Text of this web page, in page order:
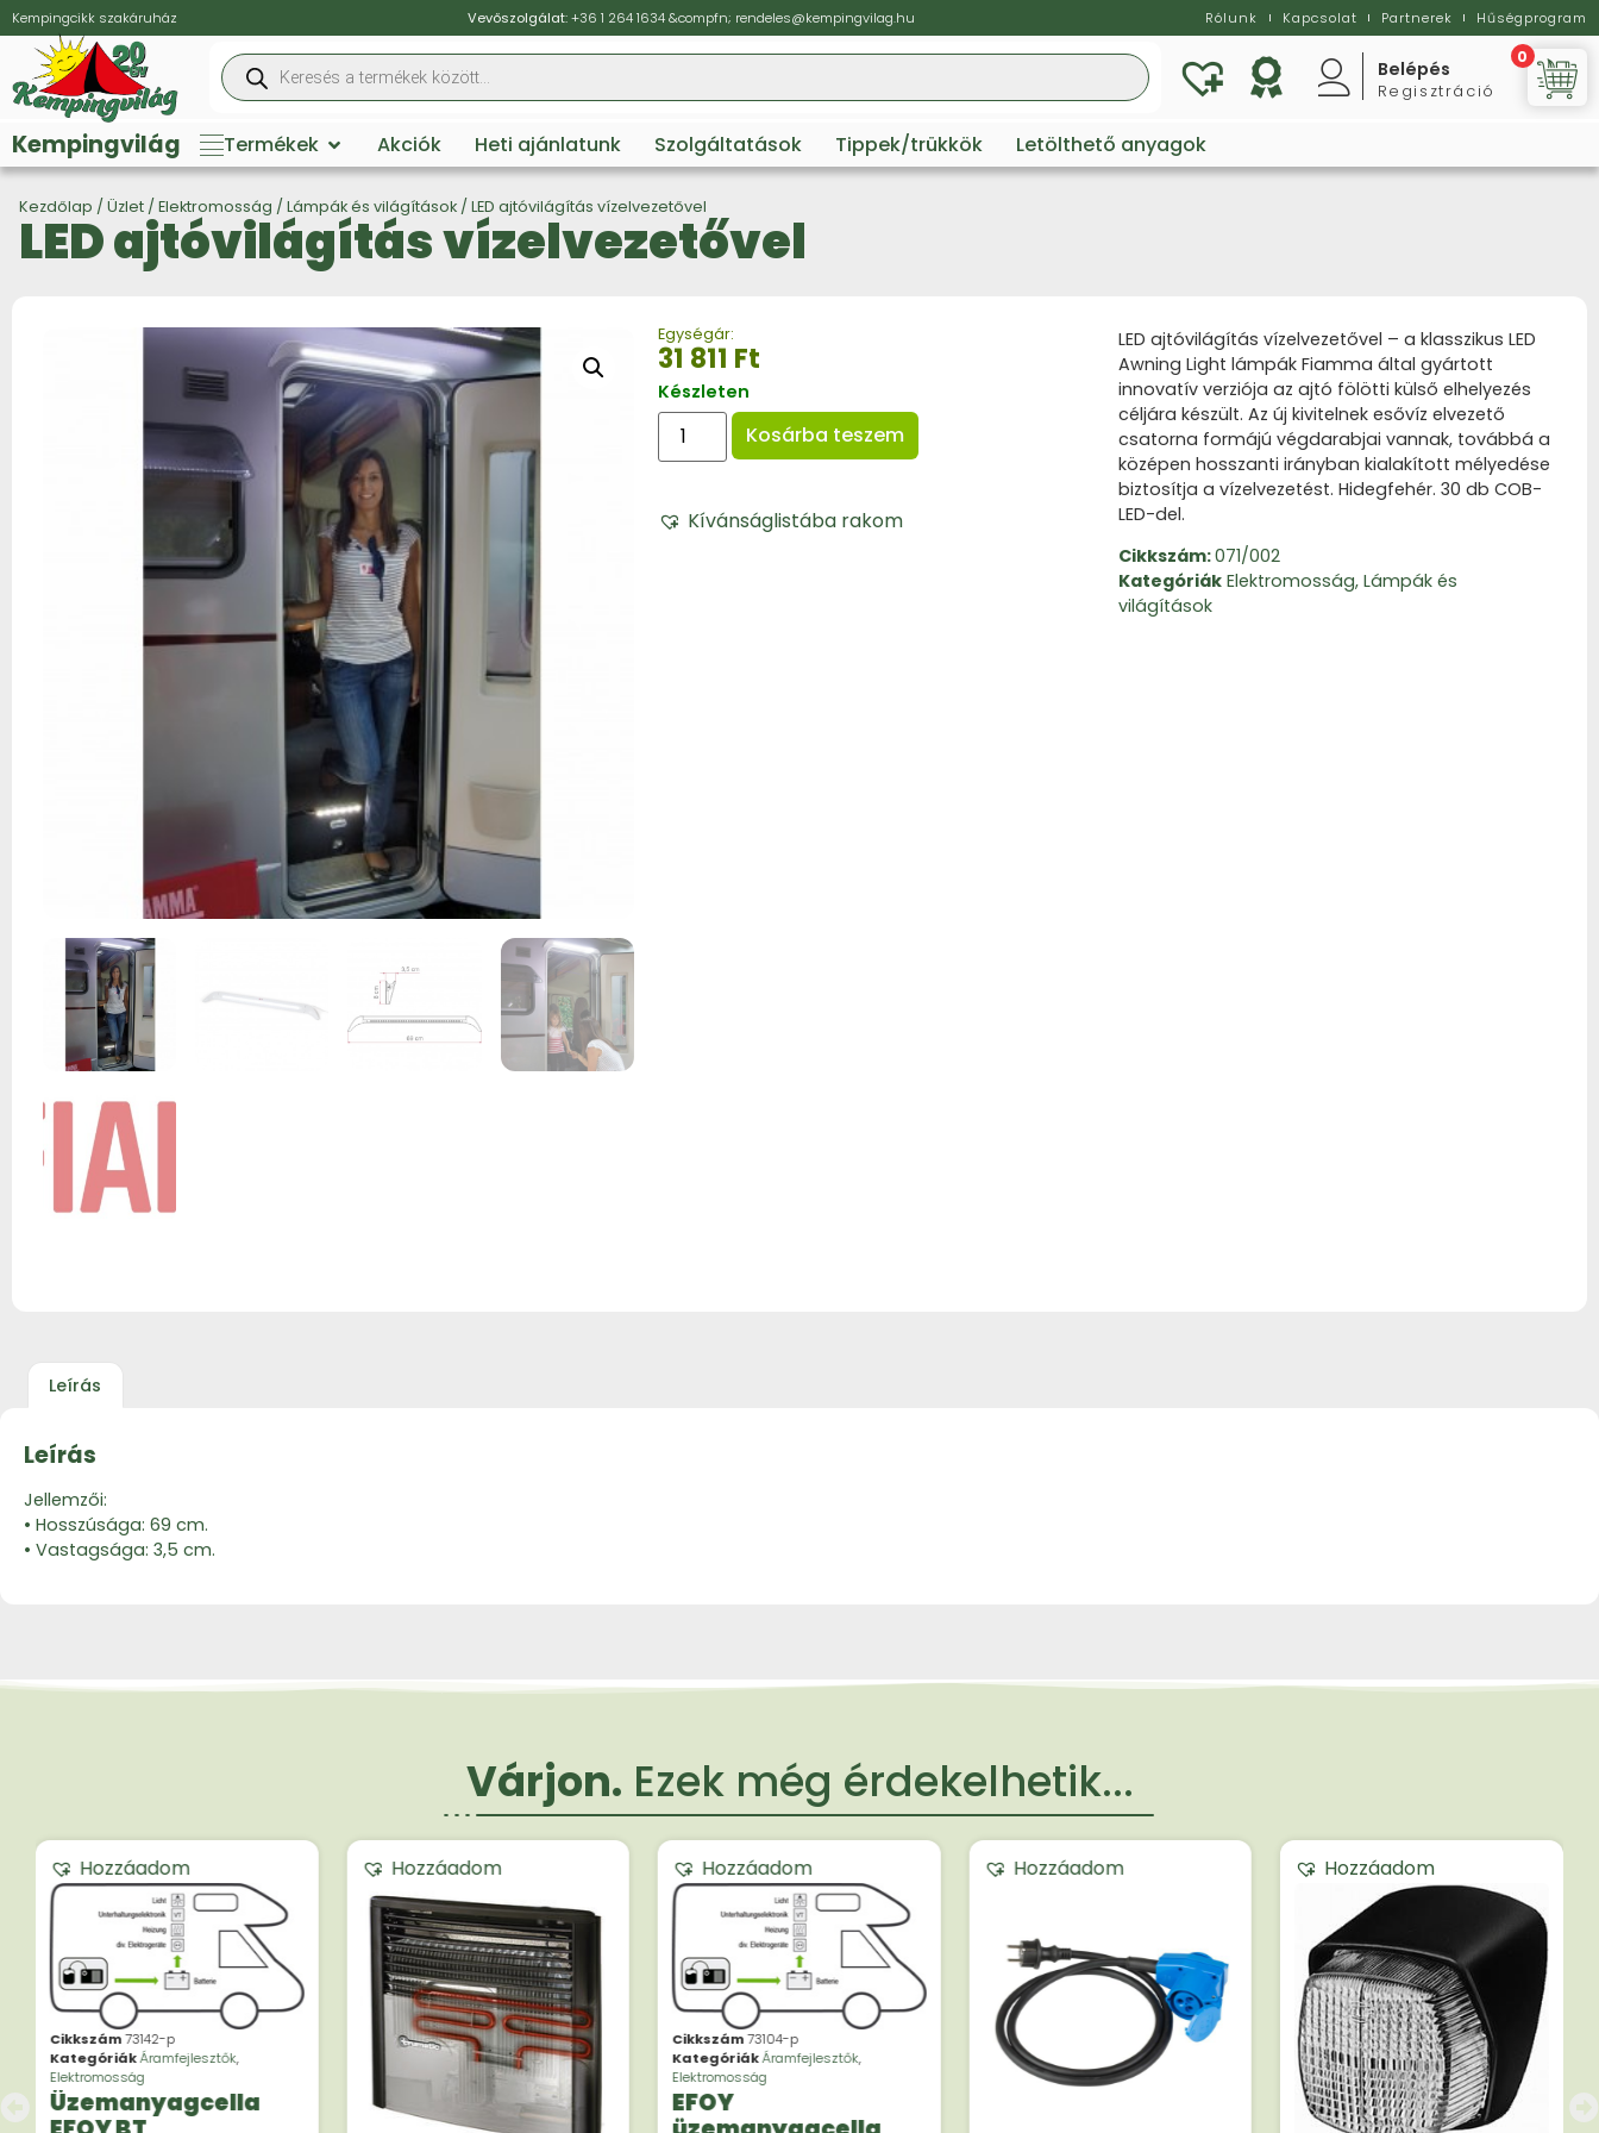
Kempingcikk szakáruház Vevőszolgálat: +36 1 264 1634&compfn; rendeles@kempingvilag.hu Rólunk Kapcsolat Partnerek Hűségprogram
Belépés
Regisztráció
0
Kempingvilág Termékek Akciók Heti ajánlatunk Szolgáltatások Tippek/trükkök Letölthető anyagok
Kezdőlap / Üzlet / Elektromosság / Lámpák és világítások / LED ajtóvilágítás vízelvezetővel
LED ajtóvilágítás vízelvezetővel
Egységár:
31 811 Ft
Készleten
Kosárba teszem
Kívánságlistába rakom
LED ajtóvilágítás vízelvezetővel – a klasszikus LED
Awning Light lámpák Fiamma által gyártott
innovatív verziója az ajtó fölötti külső elhelyezés
céljára készült. Az új kivitelnek esővíz elvezető
csatorna formájú végdarabjai vannak, továbbá a
középen hosszanti irányban kialakított mélyedése
biztosítja a vízelvezetést. Hidegfehér. 30 db COB-
LED-del.
Cikkszám:071/002
Kategóriák Elektromosság,Lámpák és
világítások
Leírás
Leírás
Jellemzői:
• Hosszúsága: 69 cm.
• Vastagsága: 3,5 cm.
Várjon. Ezek még érdekelhetik...
Hozzáadom
Cikkszám73142-p
KategóriákÁramfejlesztők,
Elektromosság
Üzemanyagcella
Hozzáadom Hozzáadom
Cikkszám73104-p
KategóriákÁramfejlesztők,
Elektromosság
EFOY
Hozzáadom Hozzáadom